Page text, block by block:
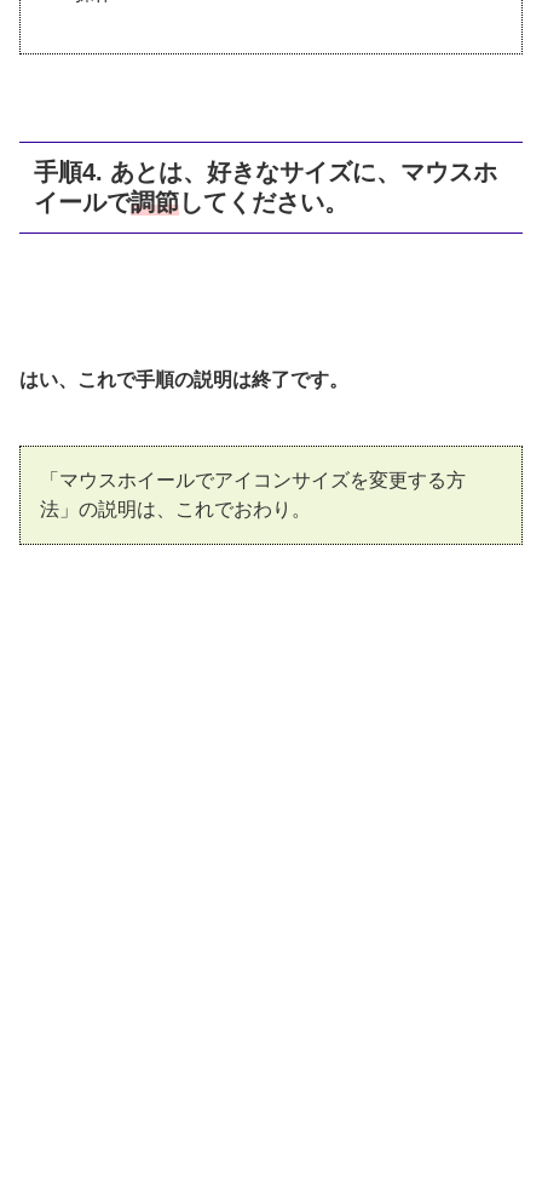
手順4. あとは、好きなサイズに、マウスホ
イールで調節してください。
はい、これで手順の説明は終了です。
「マウスホイールでアイコンサイズを変更する方
法」の説明は、これでおわり。